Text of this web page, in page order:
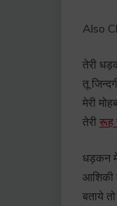
Also
तेरी
तू
मेरी
तेरी रूह
धड़कन
आशिकी
बताये